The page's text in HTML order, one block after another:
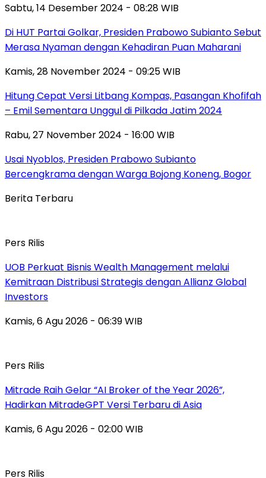
Sabtu, 14 Desember 2024 - 08:28 WIB
Di HUT Partai Golkar, Presiden Prabowo Subianto Sebut
Merasa Nyaman dengan Kehadiran Puan Maharani
Kamis, 28 November 2024 - 09:25 WIB
Hitung Cepat Versi Litbang Kompas, Pasangan Khofifah
– Emil Sementara Unggul di Pilkada Jatim 2024
Rabu, 27 November 2024 - 16:00 WIB
Usai Nyoblos, Presiden Prabowo Subianto
Bercengkrama dengan Warga Bojong Koneng, Bogor
Berita Terbaru
Pers Rilis
UOB Perkuat Bisnis Wealth Management melalui
Kemitraan Distribusi Strategis dengan Allianz Global
Investors
Kamis, 6 Agu 2026 - 06:39 WIB
Pers Rilis
Mitrade Raih Gelar “AI Broker of the Year 2026”,
Hadirkan MitradeGPT Versi Terbaru di Asia
Kamis, 6 Agu 2026 - 02:00 WIB
Pers Rilis